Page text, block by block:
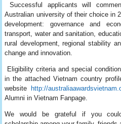
Successful applicants will
Australian university of their choice in
development: governance and
transport, water and sanitation,
rural development, regional stability
change and innovation.
Eligibility criteria and special
in the attached Vietnam country
website
http://
Alumni in Vietnam Fanpage.
We would be grateful if you